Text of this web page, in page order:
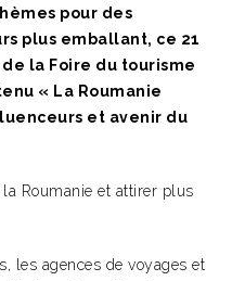
pour des
plus emballant, ce 21
la Foire du tourisme
« La Roumanie
et avenir du
Roumanie et attirer plus
les agences de voyages et